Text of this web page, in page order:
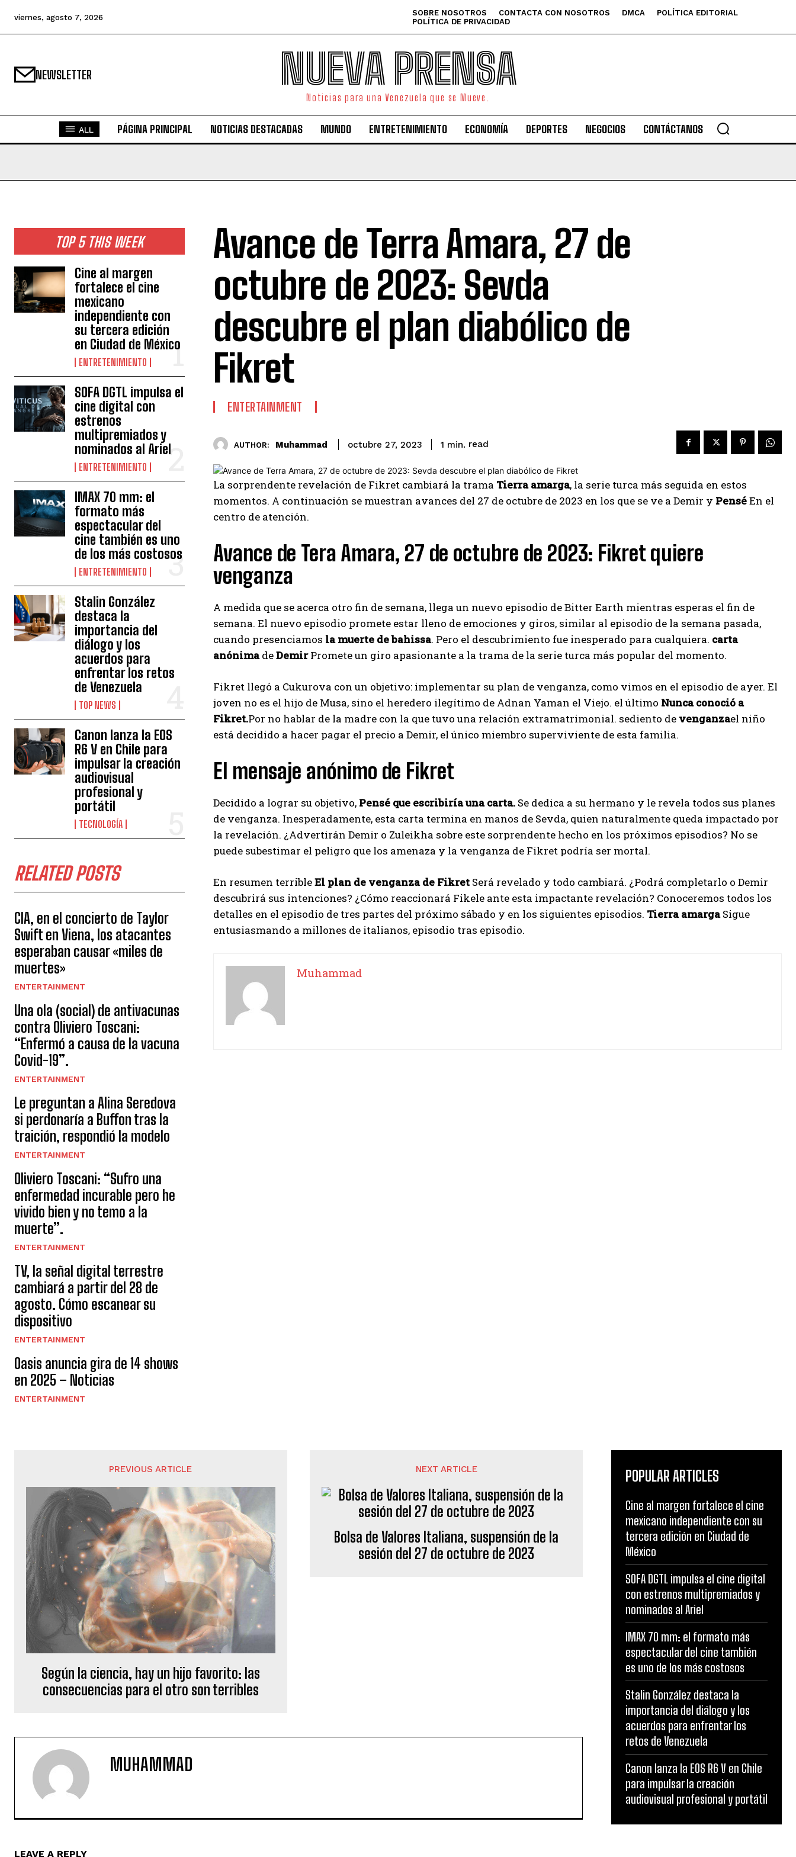
viernes, agosto 7, 2026 SOBRE NOSOTROS CONTACTA CON NOSOTROS DMCA
POLÍTICA EDITORIAL
POLÍTICA DE PRIVACIDAD
NEWSLETTER NUEVA PRENSA
Noticias para una Venezuela que se Mueve.
ALL PÁGINA PRINCIPAL NOTICIAS DESTACADAS MUNDO ENTRETENIMIENTO ECONOMÍA DEPORTES NEGOCIOS CONTÁCTANOS
TOP 5 THIS WEEK
Cine al margen
fortalece el cine
mexicano
independiente con
su tercera edición
en Ciudad de México
ENTRETENIMIENTO
SOFA DGTL impulsa el
cine digital con
estrenos
multipremiados y
nominados al Ariel
ENTRETENIMIENTO
IMAX 70 mm: el
formato más
espectacular del
cine también es uno
de los más costosos
ENTRETENIMIENTO
Stalin González
destaca la
importancia del
diálogo y los
acuerdos para
enfrentar los retos
de Venezuela
TOP NEWS
Canon lanza la EOS
R6 V en Chile para
impulsar la creación
audiovisual
profesional y
portátil
TECNOLOGÍA
RELATED POSTS
CIA, en el concierto de Taylor
Swift en Viena, los atacantes
esperaban causar «miles de
muertes»
ENTERTAINMENT
Una ola (social) de antivacunas
contra Oliviero Toscani:
“Enfermó a causa de la vacuna
Covid-19”.
ENTERTAINMENT
Le preguntan a Alina Seredova
si perdonaría a Buffon tras la
traición, respondió la modelo
ENTERTAINMENT
Oliviero Toscani: “Sufro una
enfermedad incurable pero he
vivido bien y no temo a la
muerte”.
ENTERTAINMENT
TV, la señal digital terrestre
cambiará a partir del 28 de
agosto. Cómo escanear su
dispositivo
ENTERTAINMENT
Oasis anuncia gira de 14 shows
en 2025 – Noticias
ENTERTAINMENT
Avance de Terra Amara, 27 de
octubre de 2023: Sevda
descubre el plan diabólico de
Fikret
ENTERTAINMENT
AUTHOR: Muhammad octubre 27, 2023 1 min. read
La sorprendente revelación de Fikret cambiará la trama Tierra amarga, la serie turca más seguida en estos
momentos. A continuación se muestran avances del 27 de octubre de 2023 en los que se ve a Demir y PenséEn el
centro de atención.
Avance de Tera Amara, 27 de octubre de 2023: Fikret quiere
venganza
A medida que se acerca otro fin de semana, llega un nuevo episodio de Bitter Earth mientras esperas el fin de
semana. El nuevo episodio promete estar lleno de emociones y giros, similar al episodio de la semana pasada,
cuando presenciamos la muerte de bahissa. Pero el descubrimiento fue inesperado para cualquiera. carta
anónimadeDemirPromete un giro apasionante a la trama de la serie turca más popular del momento.
Fikret llegó a Cukurova con un objetivo: implementar su plan de venganza, como vimos en el episodio de ayer. El
joven no es el hijo de Musa, sino el heredero ilegítimo de Adnan Yaman el Viejo. el último Nunca conoció a
Fikret.Por no hablar de la madre con la que tuvo una relación extramatrimonial. sediento de venganzael niño
está decidido a hacer pagar el precio a Demir, el único miembro superviviente de esta familia.
El mensaje anónimo de Fikret
Decidido a lograr su objetivo, Pensé que escribiría una carta. Se dedica a su hermano y le revela todos sus planes
de venganza. Inesperadamente, esta carta termina en manos de Sevda, quien naturalmente queda impactado por
la revelación. ¿Advertirán Demir o Zuleikha sobre este sorprendente hecho en los próximos episodios? No se
puede subestimar el peligro que los amenaza y la venganza de Fikret podría ser mortal.
En resumen terribleEl plan de venganza de Fikret Será revelado y todo cambiará. ¿Podrá completarlo o Demir
descubrirá sus intenciones? ¿Cómo reaccionará Fikele ante esta impactante revelación? Conoceremos todos los
detalles en el episodio de tres partes del próximo sábado y en los siguientes episodios. Tierra amargaSigue
entusiasmando a millones de italianos, episodio tras episodio.
Muhammad
PREVIOUS ARTICLE
Según la ciencia, hay un hijo favorito: las
consecuencias para el otro son terribles
NEXT ARTICLE
Bolsa de Valores Italiana, suspensión de la
sesión del 27 de octubre de 2023
MUHAMMAD
LEAVE A REPLY
POPULAR ARTICLES
Cine al margen fortalece el cine
mexicano independiente con su
tercera edición en Ciudad de
México
SOFA DGTL impulsa el cine digital
con estrenos multipremiados y
nominados al Ariel
IMAX 70 mm: el formato más
espectacular del cine también
es uno de los más costosos
Stalin González destaca la
importancia del diálogo y los
acuerdos para enfrentar los
retos de Venezuela
Canon lanza la EOS R6 V en Chile
para impulsar la creación
audiovisual profesional y portátil